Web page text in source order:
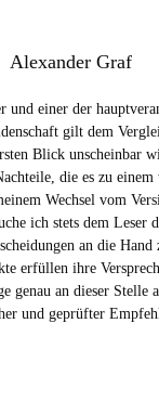
Alexander Graf
und einer der
gilt dem
Blick unscheinbar
die es zu
Wechsel vom
ich stets dem Leser
an die Hand
erfüllen ihre
genau an dieser Stelle
und geprüfter